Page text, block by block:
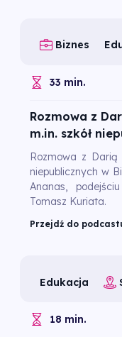
Biznes
33 min.
Rozmowa z
m.in. szkół
Rozmowa z Darią
niepublicznych w
Ananas,
Tomasz Kuriata.
Przejdź do
Edukacja
18 min.